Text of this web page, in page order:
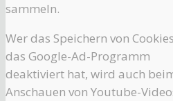
sammeln.
Wer das Speichern von
das Google-Ad-Programm
deaktiviert hat, wird auch
Anschauen von Youtube-